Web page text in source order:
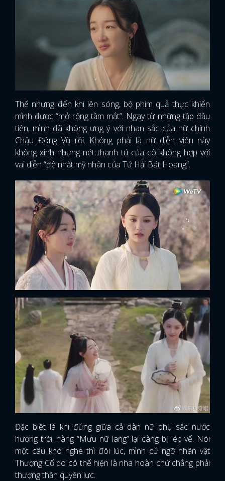
Thế nhưng đến khi lên sóng, bộ phim quả thực khiến
mình được “mở rộng tầm mắt”. Ngay từ những tập đầu
tiên, mình đã không ưng ý với nhan sắc của nữ chính
Châu Đông Vũ rồi. Không phải là nữ diễn viên này
không xinh nhưng nét thanh tú của cô không hợp với
vai diễn “đệ nhất mỹ nhân của Tứ Hải Bát Hoang”.
Đặc biệt là khi đứng giữa cả dàn nữ phụ sắc nước
hương trời, nàng “Mưu nữ lang” lại càng bị lép vế. Nói
một câu khó nghe thì đôi lúc, mình cứ ngỡ nhân vật
Thượng Cổ do cô thể hiện là nha hoàn chứ chẳng phải
thượng thần quyền lực.